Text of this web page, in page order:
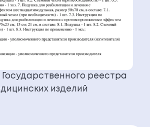
Государственного реестра
изделий